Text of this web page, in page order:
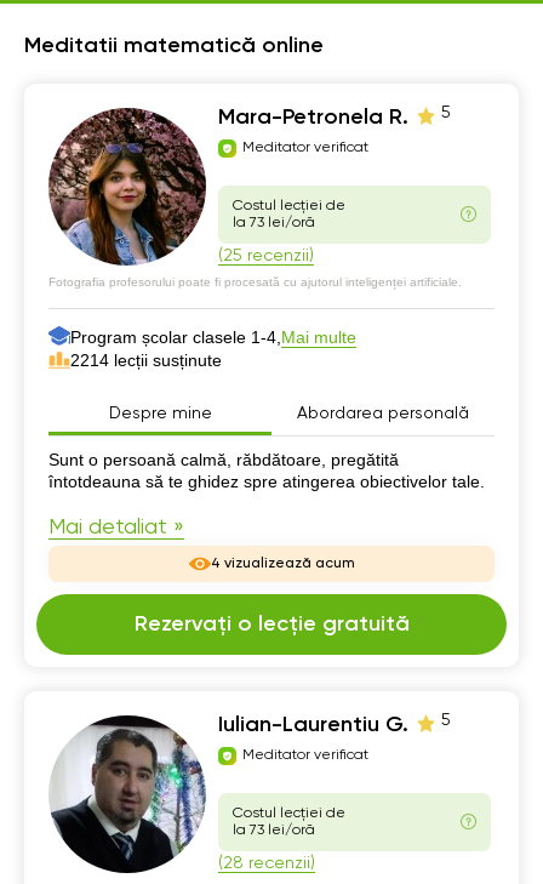
Meditatii matematică online
Mara-Petronela R. 5
Meditator verificat
Costul lecției de
la 73 lei/oră
(25 recenzii)
Fotografia profesorului poate fi procesată cu ajutorul inteligenței artificiale.
Program școlar clasele 1-4, Mai multe
2214 lecții susținute
Despre mine Abordarea personală
Despre mine
Sunt o persoană calmă, răbdătoare, pregătită
întotdeauna să te ghidez spre atingerea obiectivelor tale.
Mai detaliat »
4 vizualizează acum
Rezervați o lecție gratuită
Iulian-Laurentiu G. 5
Meditator verificat
Costul lecției de
la 73 lei/oră
(28 recenzii)